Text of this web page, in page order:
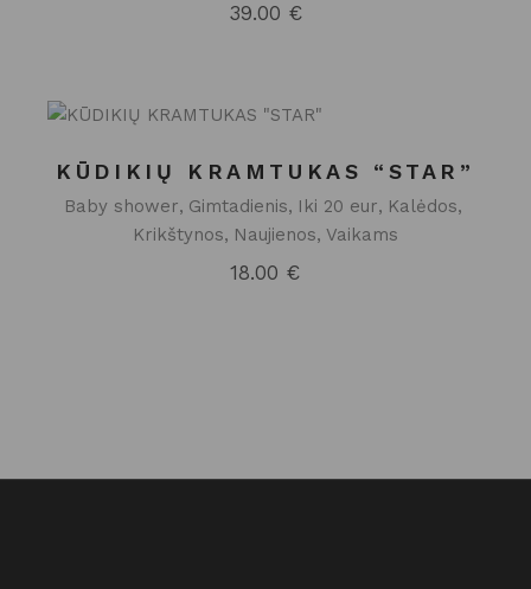
39.00 €
KŪDIKIŲ KRAMTUKAS “STAR”
Baby shower Gimtadienis Iki 20 eur
Kalėdos
Krikštynos
Naujienos Vaikams
18.00 €